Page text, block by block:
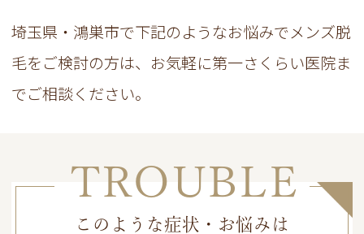
埼玉県・鴻巣市で下記のようなお悩みでメンズ脱
毛をご検討の方は、お気軽に第一さくらい医院ま
でご相談ください。
TROUBLE
このような症状・お悩みは